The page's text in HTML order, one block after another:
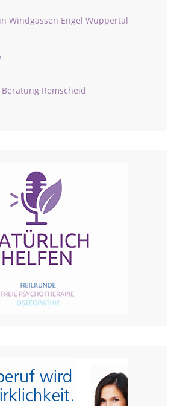
Windgassen Engel Wuppertal
Remscheid